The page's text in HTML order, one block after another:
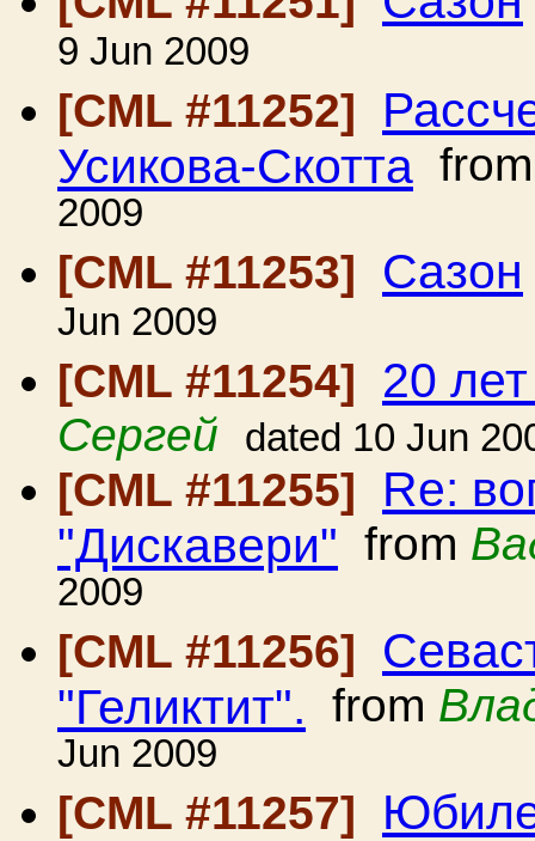
9 Jun 2009
[CML #11252]
Усикова-Скотта
2009
[CML #11253]
Сазон
Jun 2009
[CML #11254]
20
Сергей dated 10 Jun
[CML #11255] Re:
"Дискавери" from
2009
[CML #11256]
"Геликтит". from
Jun 2009
[CML #11257]